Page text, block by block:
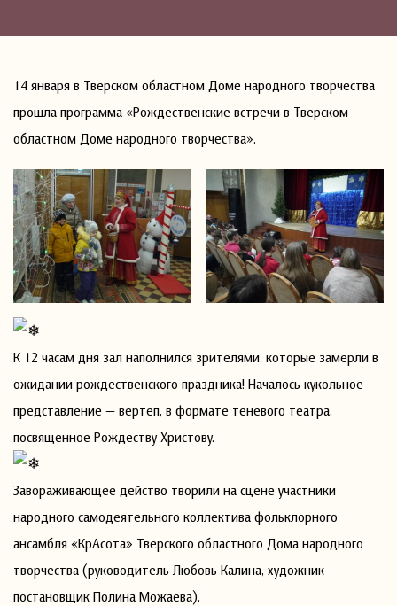
14 января в Тверском областном Доме народного творчества
прошла программа «Рождественские встречи в Тверском
областном Доме народного творчества».
К 12 часам дня зал наполнился зрителями, которые замерли в
ожидании рождественского праздника! Началось кукольное
представление — вертеп, в формате теневого театра,
посвященное Рождеству Христову.
Завораживающее действо творили на сцене участники
народного самодеятельного коллектива фольклорного
ансамбля «КрАсота» Тверского областного Дома народного
творчества (руководитель Любовь Калина, художник-
постановщик Полина Можаева).